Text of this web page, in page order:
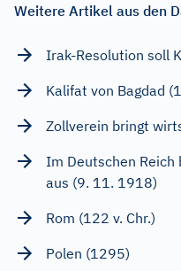
Weitere Artikel aus den
Irak-Resolution soll
Kalifat von Bagdad
Zollverein bringt
Im Deutschen
aus (9. 11. 1918)
Rom (122 v. Chr.)
Polen (1295)